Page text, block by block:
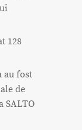
128
fost
de
SALTO